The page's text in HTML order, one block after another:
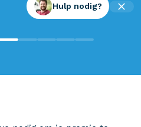
Hulp nodig?